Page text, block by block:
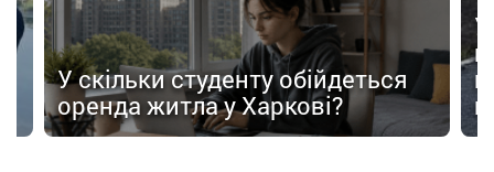
У скільки студенту обійдеться
оренда житла у Харкові?